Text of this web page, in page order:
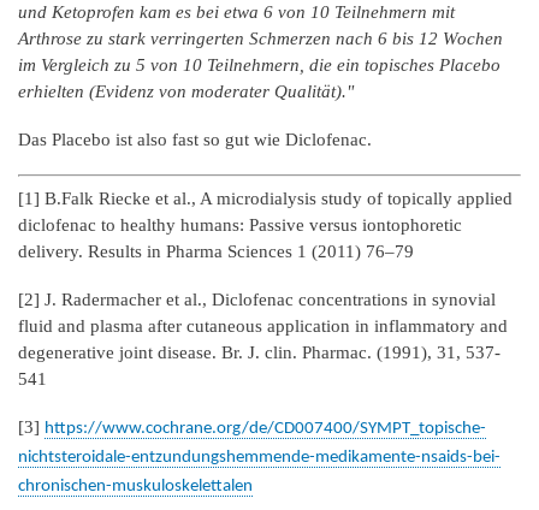
und Ketoprofen kam es bei etwa 6 von 10 Teilnehmern mit
Arthrose zu stark verringerten Schmerzen nach 6 bis 12 Wochen
im Vergleich zu 5 von 10 Teilnehmern, die ein topisches Placebo
erhielten (Evidenz von moderater Qualität)."
Das Placebo ist also fast so gut wie Diclofenac.
[1] B.Falk Riecke et al., A microdialysis study of topically applied
diclofenac to healthy humans: Passive versus iontophoretic
delivery. Results in Pharma Sciences 1 (2011) 76–79
[2] J. Radermacher et al., Diclofenac concentrations in synovial
fluid and plasma after cutaneous application in inflammatory and
degenerative joint disease. Br. J. clin. Pharmac. (1991), 31, 537-
541
[3] https://www.cochrane.org/de/CD007400/SYMPT_topische-
nichtsteroidale-entzundungshemmende-medikamente-nsaids-bei-
chronischen-muskuloskelettalen